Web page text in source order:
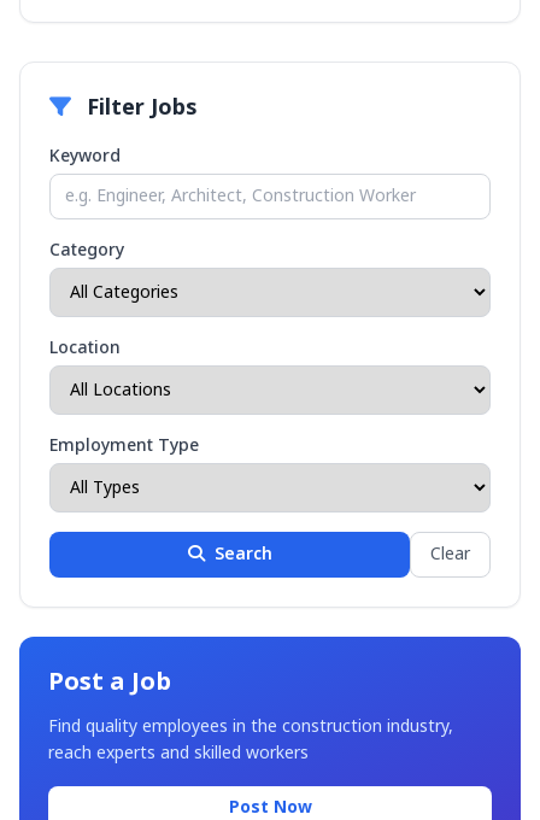
Filter Jobs
Keyword
Category
Location
Employment Type
Search Clear
Post a Job
Find quality employees in the construction industry,
reach experts and skilled workers
Post Now